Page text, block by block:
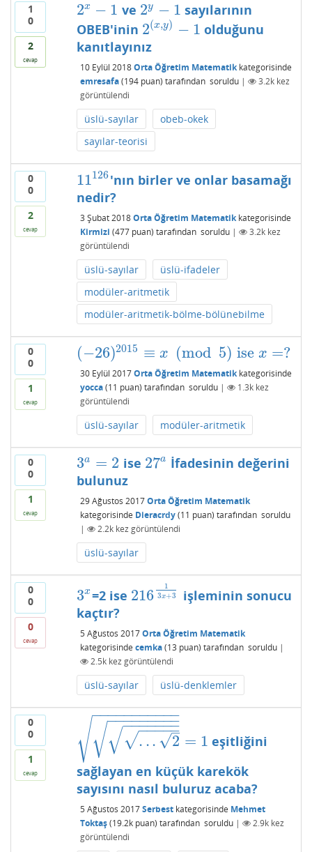
1
0
2
cevap
2x − 1
2x−1 ve 2y − 1
2y −1
sayılarının
OBEB'inin 2(x,y) − 1
2(x,y)− 1
olduğunu
kanıtlayınız
10 Eylül 2018 Orta Öğretim Matematikkategorisinde
emresafa (194puan) tarafından soruldu | 3.2kkez
görüntülendi
üslü-sayılar
obeb-okek
sayılar-teorisi
0
0
2
cevap
11126
11126'nın birler ve onlar basamağı
nedir?
3 Şubat 2018 Orta Öğretim Matematikkategorisinde
Kirmizi (477puan) tarafından soruldu | 3.2kkez
görüntülendi
üslü-sayılar
üslü-ifadeler
modüler-aritmetik
modüler-aritmetik-bölme-bölünebilme
0
0
1
cevap
(−26)2015 ≡ x (mod 5) ise x =?
(−26)2015≡ x(mod 5)isex =?
30 Eylül 2017 Orta Öğretim Matematikkategorisinde
yocca (11 puan) tarafından soruldu | 1.3kkez
görüntülendi
üslü-sayılar modüler-aritmetik
0
0
1
cevap
3a = 2
3a =2 ise 27a
27a İfadesinin değerini
bulunuz
29 Ağustos 2017 Orta Öğretim Matematik
kategorisinde Dieracrdy (11 puan) tarafından soruldu
|
2.2kkez görüntülendi
üslü-sayılar
0
0
0
cevap
3x
3x=2 ise 216
1
3x+3
21613x+ 3işleminin sonucu
kaçtır?
5 Ağustos 2017 Orta Öğretim Matematik
kategorisinde cemka (13 puan) tarafından soruldu |
2.5kkez görüntülendi
üslü-sayılar üslü-denklemler
0
0
1
cevap
. .. 2
–
√
− −
−−−
√
− −
−−−−−
√
− −
−−−−−−−
√
− −
−−−−−−−−−
√ = 1
.. .2= 1
eşitliğini
sağlayan en küçük karekök
sayısını nasıl buluruz acaba?
5 Ağustos 2017 Serbestkategorisinde Mehmet
Toktaş (19.2kpuan) tarafından soruldu | 2.9kkez
görüntülendi